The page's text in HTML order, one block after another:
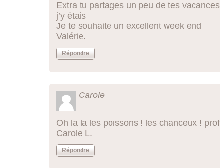
Extra tu partages un peu de tes
j’y étais
Je te souhaite un excellent week end
Valérie.
Répondre
Carole
Oh la la les poissons ! les chanceux !
Carole L.
Répondre